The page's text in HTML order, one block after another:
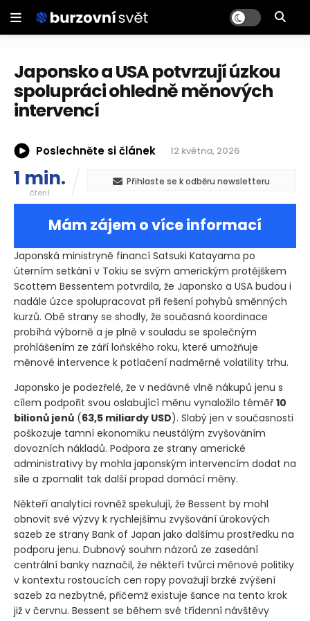
Japonsko a USA potvrzují úzkou
spolupráci ohledně měnových
intervencí
Poslechněte si článek 12 května, 2026
1 min.
čtení
Přihlaste se k odběru newsletteru
Mám zájem o více informací
Japonská ministryně financí Satsuki Katayama po
úterním setkání v Tokiu se svým americkým protějškem
Scottem Bessentem potvrdila, že Japonsko a USA budou i
nadále úzce spolupracovat při řešení pohybů směnných
kurzů. Obě strany se shodly, že současná koordinace
probíhá výborně a je plně v souladu se společným
prohlášením ze září loňského roku, které umožňuje
měnové intervence k potlačení nadměrné volatility trhu.
Japonsko je podezřelé, že v nedávné vlně nákupů jenu s
cílem podpořit svou oslabující měnu vynaložilo téměř 10
bilionů jenů (63,5 miliardy USD). Slabý jen v současnosti
poškozuje tamní ekonomiku neustálým zvyšováním
dovozních nákladů. Podpora ze strany americké
administrativy by mohla japonským intervencím dodat na
síle a zpomalit tak další propad domácí měny.
Někteří analytici rovněž spekulují, že Bessent by mohl
obnovit své výzvy k rychlejšímu zvyšování úrokových
sazeb ze strany Bank of Japan jako dalšímu prostředku na
podporu jenu. Dubnový souhrn názorů ze zasedání
centrální banky naznačil, že někteří tvůrci měnové politiky
v kontextu rostoucích cen ropy považují brzké zvýšení
sazeb za nezbytné, přičemž existuje šance na tento krok
již v červnu. Bessent se během své třídenní návštěvy